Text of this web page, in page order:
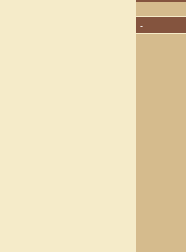
-